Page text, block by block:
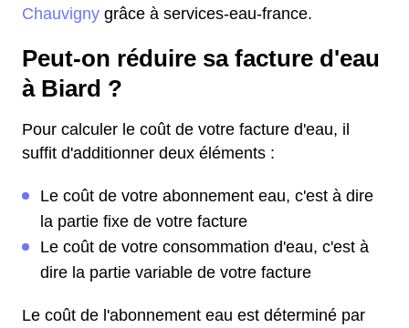
Chauvigny grâce à services-eau-france.
Peut-on réduire sa facture d'eau
à Biard ?
Pour calculer le coût de votre facture d'eau, il
suffit d'additionner deux éléments :
Le coût de votre abonnement eau, c'est à dire
la partie fixe de votre facture
Le coût de votre consommation d'eau, c'est à
dire la partie variable de votre facture
Le coût de l'abonnement eau est déterminé par